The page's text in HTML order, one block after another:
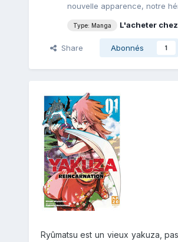
nouvelle apparence, notre
Type: Manga L'acheter
Share Abonnés 1
Ryûmatsu est un vieux yakuza,